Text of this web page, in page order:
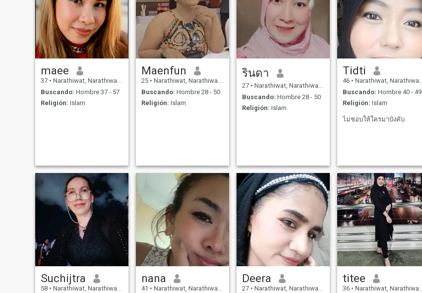
maee
37 • Narathiwat, Narathiwat, Tailandia
Buscando: Hombre 37 - 57
Religión: Islam
Maenfun
25 • Narathiwat, Narathiwat, Tailandia
Buscando: Hombre 28 - 50
Religión: Islam
รินดา
27 • Narathiwat, Narathiwat, Tailandia
Buscando: Hombre 28 - 50
Religión: Islam
Tidti
46 • Narathiwat, Narathiwat, Tailandia
Buscando: Hombre 40 - 49
Religión: Islam
ไม่ชอบให้ใครมาบังคับ
Suchijtra
58 • Narathiwat, Narathiwat, Tailandia
nana
41 • Narathiwat, Narathiwat, Tailandia
Deera
27 • Narathiwat, Narathiwat, Tailandia
titee
36 • Narathiwat, Narathiwat, Tailandia